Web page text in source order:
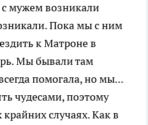
с мужем возникали
Пока мы с ним
к Матроне в
Мы бывали там
помогала, но мы...
чудесами, поэтому
случаях. Как в